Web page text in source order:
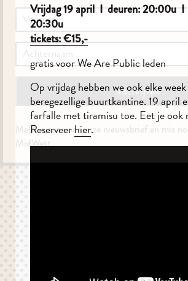
Vrijdag 19 april I deuren: 20:00u I
20:30u
tickets: €15,-
gratis voor We Are Public leden
Op vrijdag hebben we ook elke
beregezellige buurtkantine. 19 april
farfalle met tiramisu toe. Eet je ook
Reserveerhier.
Meld je aan voor onze nieuwsbrief en mis
MidWest.